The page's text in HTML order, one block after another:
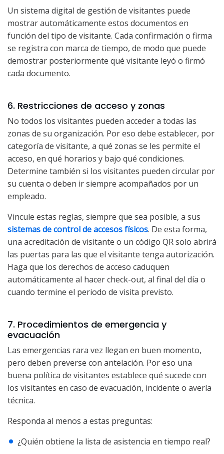
Un sistema digital de gestión de visitantes puede
mostrar automáticamente estos documentos en
función del tipo de visitante. Cada confirmación o firma
se registra con marca de tiempo, de modo que puede
demostrar posteriormente qué visitante leyó o firmó
cada documento.
6. Restricciones de acceso y zonas
No todos los visitantes pueden acceder a todas las
zonas de su organización. Por eso debe establecer, por
categoría de visitante, a qué zonas se les permite el
acceso, en qué horarios y bajo qué condiciones.
Determine también si los visitantes pueden circular por
su cuenta o deben ir siempre acompañados por un
empleado.
Vincule estas reglas, siempre que sea posible, a sus
sistemas de control de accesos físicos. De esta forma,
una acreditación de visitante o un código QR solo abrirá
las puertas para las que el visitante tenga autorización.
Haga que los derechos de acceso caduquen
automáticamente al hacer check-out, al final del día o
cuando termine el periodo de visita previsto.
7. Procedimientos de emergencia y
evacuación
Las emergencias rara vez llegan en buen momento,
pero deben preverse con antelación. Por eso una
buena política de visitantes establece qué sucede con
los visitantes en caso de evacuación, incidente o avería
técnica.
Responda al menos a estas preguntas:
¿Quién obtiene la lista de asistencia en tiempo real?